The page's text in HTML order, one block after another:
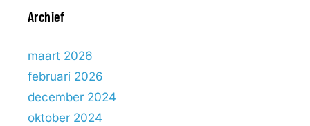
Archief
maart 2026
februari 2026
december 2024
oktober 2024